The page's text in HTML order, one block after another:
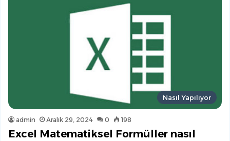
Nasıl Yapılıyor
admin Aralık 29, 2024 0 198
Excel Matematiksel Formüller nasıl